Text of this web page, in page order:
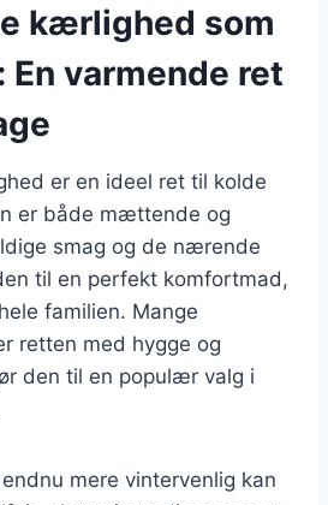
kærlighed som
varmende ret
er en ideel ret til kolde
er både mættende og
smag og de nærende
til en perfekt komfortmad,
familien. Mange
retten med hygge og
den til en populær valg i
mere vintervenlig kan